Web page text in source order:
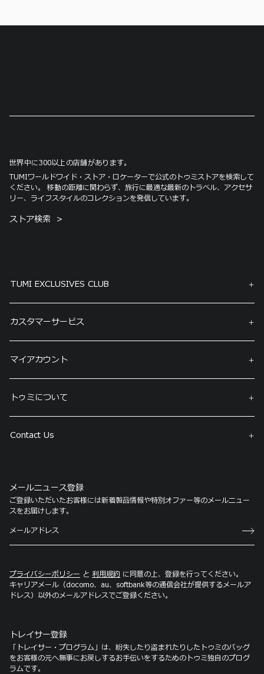
世界中に300以上の店舗があります。
TUMIワールドワイド・ストア・ロケーターで公式のトゥミストアを検索して
ください。 移動の距離に関わらず、旅行に最適な最新のトラベル、アクセサ
リー、ライフスタイルのコレクションを発信しています。
ストア検索
TUMI EXCLUSIVES CLUB
カスタマーサービス
マイアカウント
トゥミについて
Contact Us
メールニュース登録
ご登録いただいたお客様には新着製品情報や特別オファー等のメールニュー
スをお届けします。
プライバシーポリシー と 利用規約 に同意の上、登録を行ってください。
キャリアメール（docomo、au、softbank等の通信会社が提供するメールア
ドレス）以外のメールアドレスでご登録ください。
トレイサー登録
「トレイサー・プログラム」は、紛失したり盗まれたりしたトゥミのバッグ
をお客様の元へ無事にお戻しするお手伝いをするためのトゥミ独自のプログ
ラムです。